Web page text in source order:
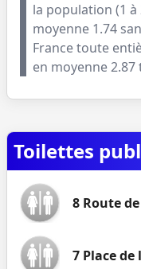
la population (1
moyenne 1.74
France toute
en moyenne2.87
Toilettes
8 Route
7 Place de